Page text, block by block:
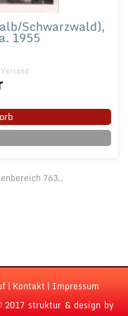
Schwarzwald),
1955
763..
| Kontakt | Impressum
2017 struktur & design by